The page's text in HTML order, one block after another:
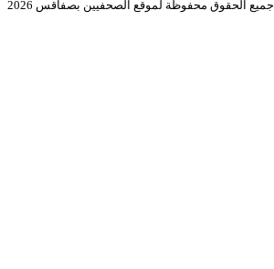
جميع الحقوق محفوظة لموقع الصحفيين بصفاقس 2026